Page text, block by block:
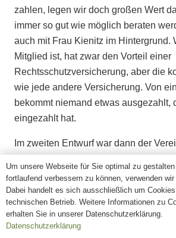
zahlen, legen wir doch großen Wert
immer so gut wie möglich beraten
auch mit Frau Kienitz im Hintergrund.
Mitglied ist, hat zwar den Vorteil einer
Rechtsschutzversicherung, aber die
wie jede andere Versicherung. Von
bekommt niemand etwas ausgezahlt,
eingezahlt hat.
Im zweiten Entwurf war dann der
auf zwölf erhöht. Die Tendenz bleibt
und Geld spielt keine Rolle, allerdings
nicht um die Finanzierung einer Stelle
Pfarrvertretungsvorsitzenden geht,
Um unsere Webseite für Sie optimal zu gestalten
fortlaufend verbessern zu können, verwenden
Dabei handelt es sich ausschließlich um
technischen Betrieb. Weitere Informationen zu
erhalten Sie in unserer Datenschutzerklärung.
Datenschutzerklärung